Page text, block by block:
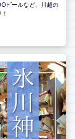
ビールなど、川越の